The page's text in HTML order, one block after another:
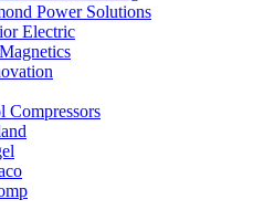
Power Solutions
Electric
Compressors